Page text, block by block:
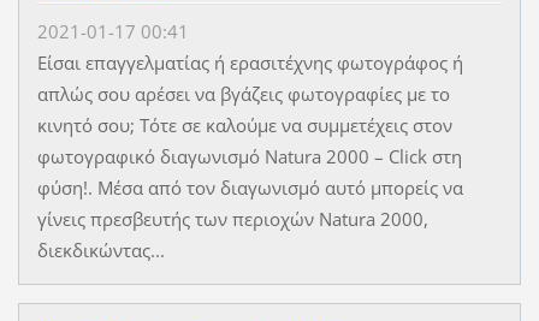
2021-01-17 00:41
Είσαι επαγγελματίας ή ερασιτέχνης φωτογράφος ή
απλώς σου αρέσει να βγάζεις φωτογραφίες με το
κινητό σου; Τότε σε καλούμε να συμμετέχεις στον
φωτογραφικό διαγωνισμό Natura 2000 – Click στη
φύση!. Μέσα από τον διαγωνισμό αυτό μπορείς να
γίνεις πρεσβευτής των περιοχών Natura 2000,
διεκδικώντας...